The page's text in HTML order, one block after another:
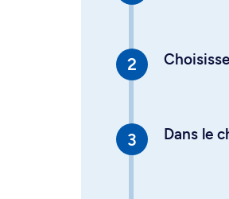
Dans le